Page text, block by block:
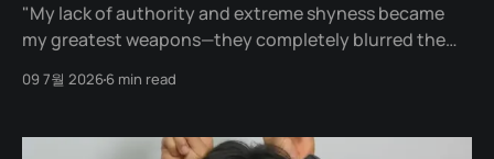
"My lack of authority and extreme shyness became
my greatest weapons—they completely blurred the
7, 2024. The 60th Baeksang Arts Awards. For a TV
Director is par for the
09 7월 20266 min read